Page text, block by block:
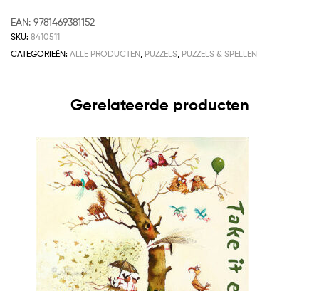
EAN: 9781469381152
SKU: 8410511
CATEGORIEËN: ALLE PRODUCTEN PUZZELS PUZZELS & SPELLEN
Gerelateerde producten